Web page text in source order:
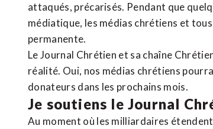
attaqués, précarisés. Pendant que
médiatique, les médias chrétiens et
permanente.
Le Journal Chrétien et sa chaîne
réalité. Oui, nos médias chrétiens
donateurs dans les prochains mois.
Je soutiens le Journal
Au moment où les milliardaires